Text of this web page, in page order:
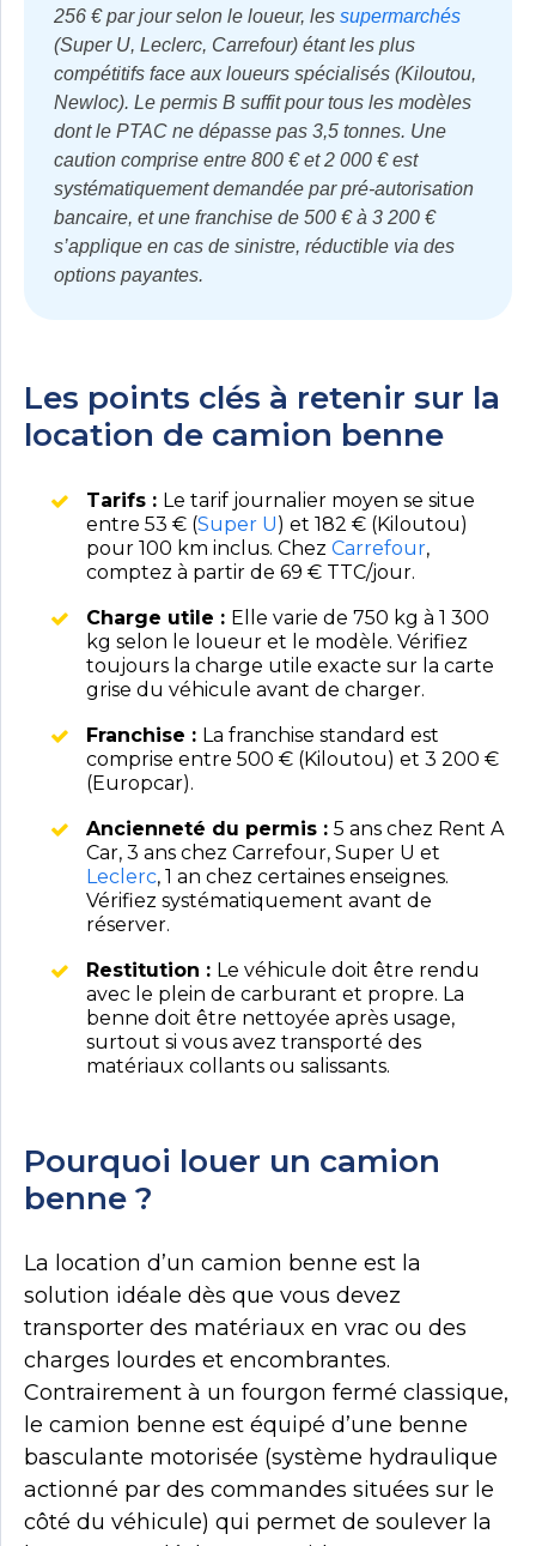
256 € par jour selon le loueur, les supermarchés
(Super U, Leclerc, Carrefour) étant les plus
compétitifs face aux loueurs spécialisés (Kiloutou,
Newloc). Le permis B suffit pour tous les modèles
dont le PTAC ne dépasse pas 3,5 tonnes. Une
caution comprise entre 800 € et 2 000 € est
systématiquement demandée par pré-autorisation
bancaire, et une franchise de 500 € à 3 200 €
s’applique en cas de sinistre, réductible via des
options payantes.
Les points clés à retenir sur la
location de camion benne
Tarifs : Le tarif journalier moyen se situe
entre 53 € (Super U) et 182 € (Kiloutou)
pour 100 km inclus. Chez Carrefour,
comptez à partir de 69 € TTC/jour.
Charge utile : Elle varie de 750 kg à 1 300
kg selon le loueur et le modèle. Vérifiez
toujours la charge utile exacte sur la carte
grise du véhicule avant de charger.
Franchise : La franchise standard est
comprise entre 500 € (Kiloutou) et 3 200 €
(Europcar).
Ancienneté du permis : 5 ans chez Rent A
Car, 3 ans chez Carrefour, Super U et
Leclerc, 1 an chez certaines enseignes.
Vérifiez systématiquement avant de
réserver.
Restitution : Le véhicule doit être rendu
avec le plein de carburant et propre. La
benne doit être nettoyée après usage,
surtout si vous avez transporté des
matériaux collants ou salissants.
Pourquoi louer un camion
benne ?
La location d’un camion benne est la
solution idéale dès que vous devez
transporter des matériaux en vrac ou des
charges lourdes et encombrantes.
Contrairement à un fourgon fermé classique,
le camion benne est équipé d’une benne
basculante motorisée (système hydraulique
actionné par des commandes situées sur le
côté du véhicule) qui permet de soulever la